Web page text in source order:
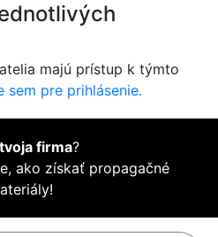
majú prístup k týmto
sem pre prihlásenie.
firma?
ako získať propagačné